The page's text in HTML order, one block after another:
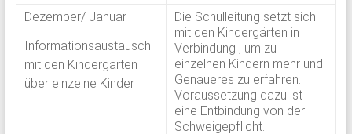
Dezember/ Januar
Informationsaustausch
mit den Kindergärten
über einzelne Kinder
Die Schulleitung setzt sich
mit den Kindergärten in
Verbindung , um zu
einzelnen Kindern mehr und
Genaueres zu erfahren.
Voraussetzung dazu ist
eine Entbindung von der
Schweigepflicht..